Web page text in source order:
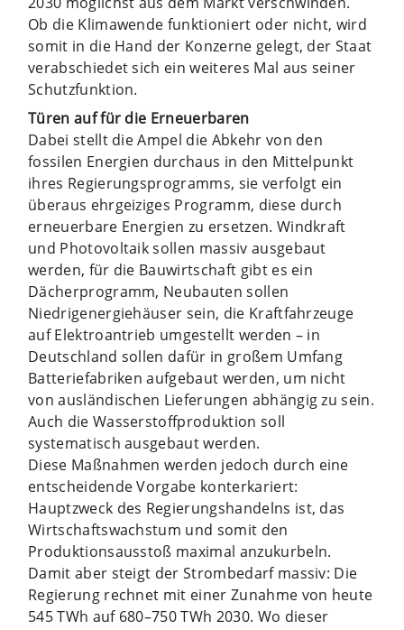
Ob die Klimawende funktioniert oder nicht, wird
somit in die Hand der Konzerne gelegt, der Staat
verabschiedet sich ein weiteres Mal aus seiner
Schutzfunktion.
Türen auf für die Erneuerbaren
Dabei stellt die Ampel die Abkehr von den
fossilen Energien durchaus in den Mittelpunkt
ihres Regierungsprogramms, sie verfolgt ein
überaus ehrgeiziges Programm, diese durch
erneuerbare Energien zu ersetzen. Windkraft
und Photovoltaik sollen massiv ausgebaut
werden, für die Bauwirtschaft gibt es ein
Dächerprogramm, Neubauten sollen
Niedrigenergiehäuser sein, die Kraftfahrzeuge
auf Elektroantrieb umgestellt werden – in
Deutschland sollen dafür in großem Umfang
Batteriefabriken aufgebaut werden, um nicht
von ausländischen Lieferungen abhängig zu sein.
Auch die Wasserstoffproduktion soll
systematisch ausgebaut werden.
Diese Maßnahmen werden jedoch durch eine
entscheidende Vorgabe konterkariert:
Hauptzweck des Regierungshandelns ist, das
Wirtschaftswachstum und somit den
Produktionsausstoß maximal anzukurbeln.
Damit aber steigt der Strombedarf massiv: Die
Regierung rechnet mit einer Zunahme von heute
545 TWh auf 680–750 TWh 2030. Wo dieser